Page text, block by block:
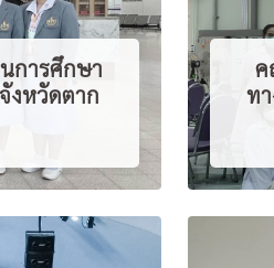
การศึกษา
งหวัดตาก
ค
ท